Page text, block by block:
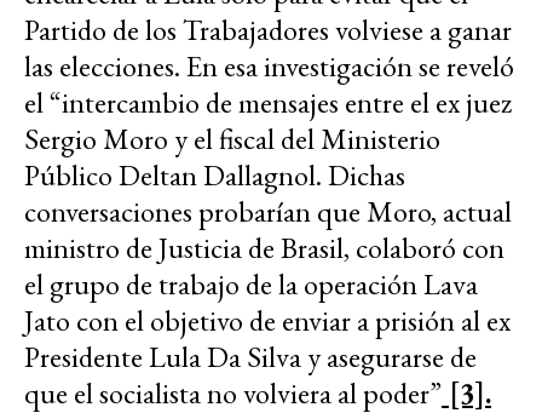
Partido de los Trabajadores volviese a ganar
las elecciones. En esa investigación se reveló
el “intercambio de mensajes entre el ex juez
Sergio Moro y el fiscal del Ministerio
Público Deltan Dallagnol. Dichas
conversaciones probarían que Moro, actual
ministro de Justicia de Brasil, colaboró con
el grupo de trabajo de la operación Lava
Jato con el objetivo de enviar a prisión al ex
Presidente Lula Da Silva y asegurarse de
que el socialista no volviera al poder” [3].